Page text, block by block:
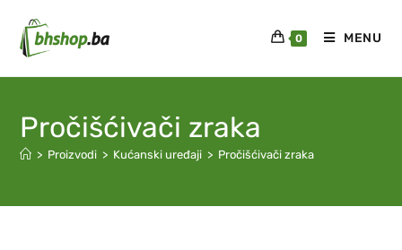
0 MENU
Pročišćivači zraka
> Proizvodi > Kućanski uređaji > Pročišćivači zraka